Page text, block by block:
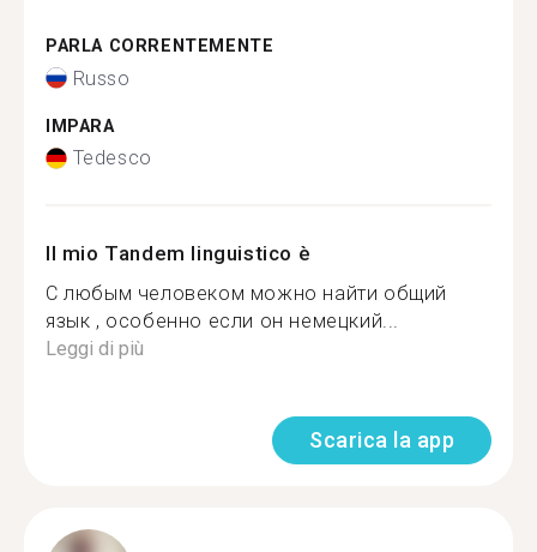
PARLA CORRENTEMENTE
Russo
IMPARA
Tedesco
Il mio Tandem linguistico è
С любым человеком можно найти общий
язык , особенно если он немецкий...
Leggi di più
Scarica la app